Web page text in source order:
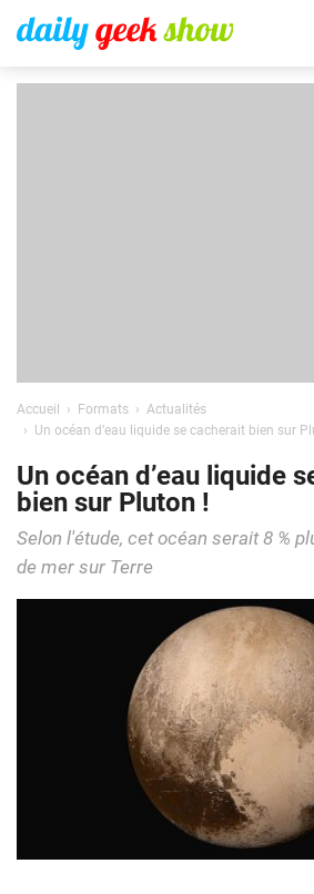
Accueil Formats
Actualités
Un océan d’eau liquide se cacherait bien sur
Un océan d’eau liquide
bien sur Pluton !
Selon l'étude, cet océan serait 8 %
de mer sur Terre